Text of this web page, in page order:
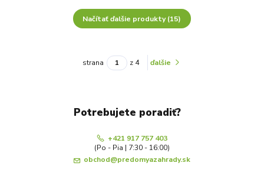
Načítať ďalšie produkty (15)
strana z 4 ďalšie
Potrebujete poradiť?
+421 917 757 403
(Po - Pia | 7:30 - 16:00)
obchod@predomyazahrady.sk